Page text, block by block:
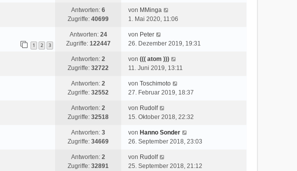
Antworten:6
Zugriffe:40699
von MMinga
1. Mai 2020, 11:06
1 2 3
Antworten: 24
Zugriffe: 122447
von Peter
26. Dezember 2019, 19:31
Antworten:2
Zugriffe:32722
von((( atom )))
11. Juni 2019, 13:11
Antworten:2
Zugriffe:32552
vonToschimoto
27. Februar 2019, 18:37
Antworten:2
Zugriffe:32518
von Rudolf
15. Oktober 2018, 22:32
Antworten:3
Zugriffe:34669
von Hanno Sonder
26. September 2018, 23:03
Antworten:2
Zugriffe:32891
von Rudolf
25. September 2018, 21:12